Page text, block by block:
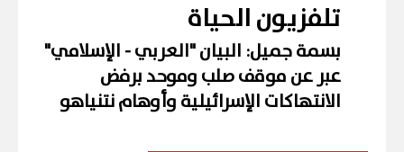
تلفزيون الحياة
بسمة جميل: البيان "العربي - الإسلامي"
عبر عن موقف صلب وموحد برفض
الانتهاكات الإسرائيلية وأوهام نتنياهو